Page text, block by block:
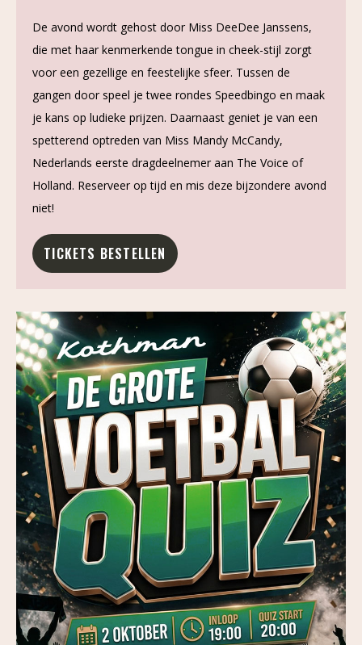
De avond wordt gehost door Miss DeeDee Janssens,
die met haar kenmerkende tongue in cheek-stijl zorgt
voor een gezellige en feestelijke sfeer. Tussen de
gangen door speel je twee rondes Speedbingo en maak
je kans op ludieke prijzen. Daarnaast geniet je van een
spetterend optreden van Miss Mandy McCandy,
Nederlands eerste dragdeelnemer aan The Voice of
Holland. Reserveer op tijd en mis deze bijzondere avond
niet!
TICKETS BESTELLEN